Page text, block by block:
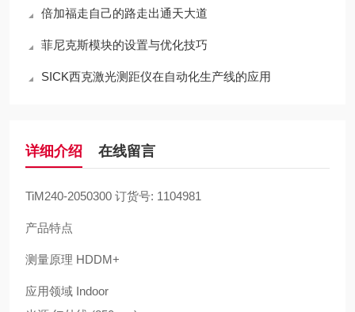
倍加福走自己的路走出通天大道
菲尼克斯模块的设置与优化技巧
SICK西克激光测距仪在自动化生产线的应用
详细介绍 在线留言
TiM240-2050300 订货号: 1104981
产品特点
测量原理 HDDM+
应用领域 Indoor